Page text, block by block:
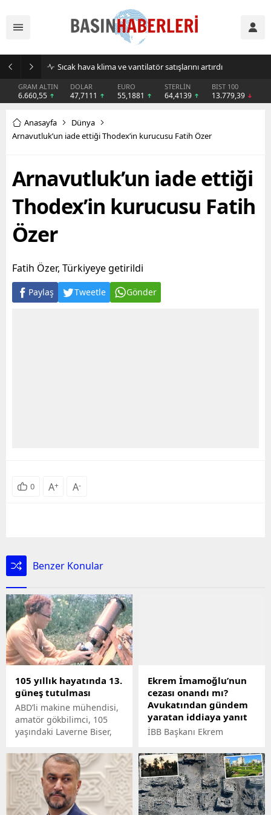
Sıcak hava klima ve vantilatör satışlarını artırdı
GRAM ALTIN
6.660,55
DOLAR
47,7111
EURO
55,1881
STERLİN
64,4139
BIST 100
13.779,39
Anasayfa
Dünya
Arnavutluk’un iade ettiği Thodex’in kurucusu Fatih Özer
Arnavutluk’un iade ettiği
Thodex’in kurucusu Fatih
Özer
Fatih Özer, Türkiyeye getirildi
Paylaş Tweetle Gönder
0 A+ A-
Benzer Konular
105 yıllık hayatında 13.
güneş tutulması
ABD’li makine mühendisi,
amatör gökbilimci, 105
yaşındaki Laverne Biser,
güneş tutulması izlemiş.
Ekrem İmamoğlu’nun
cezası onandı mı?
Avukatından gündem
yaratan iddiaya yanıt
İBB Başkanı Ekrem
üyelerine hakaret ettiği
gerekçesiyle verilen 2 yıl 7
ay 15 gün hapis cezasının,
İstinaf Mahkemesi
tarafından onandığı